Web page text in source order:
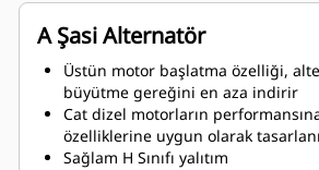
A Şasi Alternatör
Üstün motor başlatma özelliği,
büyütme gereğini en aza indirir
Cat dizel motorların performansına
özelliklerine uygun olarak
Sağlam H Sınıfı yalıtım